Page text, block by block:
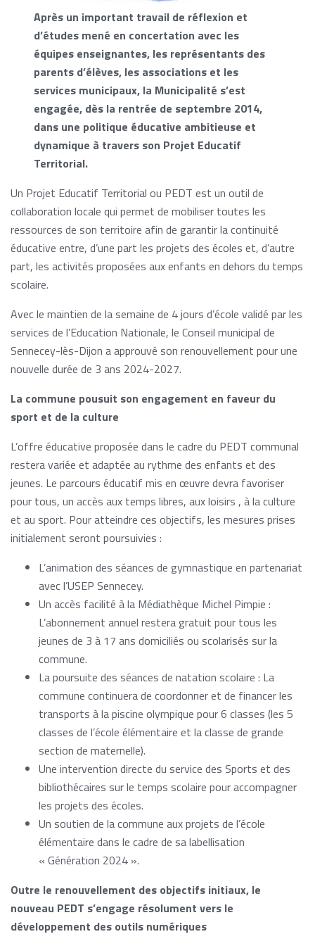
Après un important travail de réflexion et
d’études mené en concertation avec les
équipes enseignantes, les représentants des
parents d’élèves, les associations et les
services municipaux, la Municipalité s’est
engagée, dès la rentrée de septembre 2014,
dans une politique éducative ambitieuse et
dynamique à travers son Projet Educatif
Territorial.
Un Projet Educatif Territorial ou PEDT est un outil de
collaboration locale qui permet de mobiliser toutes les
ressources de son territoire afin de garantir la continuité
éducative entre, d’une part les projets des écoles et, d’autre
part, les activités proposées aux enfants en dehors du temps
scolaire.
Avec le maintien de la semaine de 4 jours d’école validé par les
services de l’Education Nationale, le Conseil municipal de
Sennecey-lès-Dijon a approuvé son renouvellement pour une
nouvelle durée de 3 ans 2024-2027.
La commune pousuit son engagement en faveur du
sport et de la culture
L’offre éducative proposée dans le cadre du PEDT communal
restera variée et adaptée au rythme des enfants et des
jeunes. Le parcours éducatif mis en œuvre devra favoriser
pour tous, un accès aux temps libres, aux loisirs , à la culture
et au sport. Pour atteindre ces objectifs, les mesures prises
initialement seront poursuivies :
L’animation des séances de gymnastique en partenariat
avec l’USEP Sennecey.
Un accès facilité à la Médiathèque Michel Pimpie :
L’abonnement annuel restera gratuit pour tous les
jeunes de 3 à 17 ans domiciliés ou scolarisés sur la
commune.
La poursuite des séances de natation scolaire : La
commune continuera de coordonner et de financer les
transports à la piscine olympique pour 6 classes (les 5
classes de l’école élémentaire et la classe de grande
section de maternelle).
Une intervention directe du service des Sports et des
bibliothécaires sur le temps scolaire pour accompagner
les projets des écoles.
Un soutien de la commune aux projets de l’école
élémentaire dans le cadre de sa labellisation
« Génération 2024 ».
Outre le renouvellement des objectifs initiaux, le
nouveau PEDT s’engage résolument vers le
développement des outils numériques